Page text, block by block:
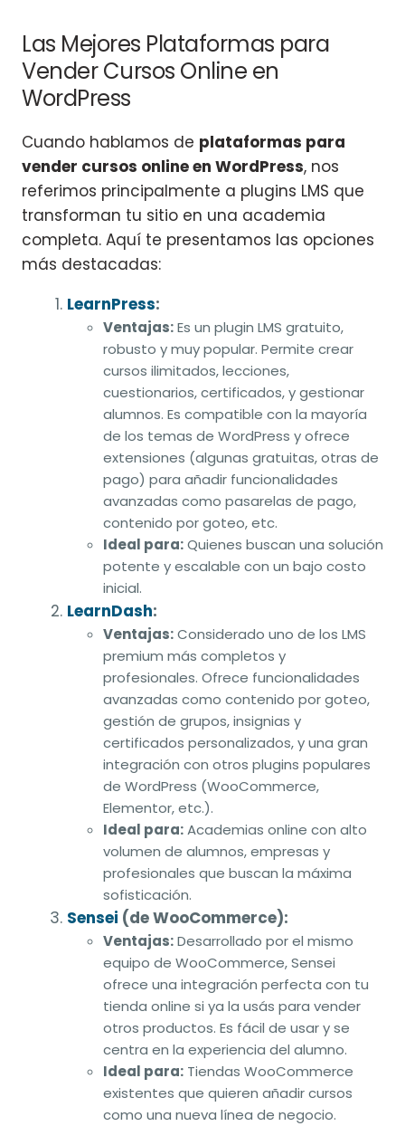
Las Mejores Plataformas para
Vender Cursos Online en
WordPress
Cuando hablamos de plataformas para
vender cursos online en WordPress, nos
referimos principalmente a plugins LMS que
transforman tu sitio en una academia
completa. Aquí te presentamos las opciones
más destacadas:
LearnPress:
Ventajas:Es un plugin LMS gratuito,
robusto y muy popular. Permite crear
cursos ilimitados, lecciones,
cuestionarios, certificados, y gestionar
alumnos. Es compatible con la mayoría
de los temas de WordPress y ofrece
extensiones (algunas gratuitas, otras de
pago) para añadir funcionalidades
avanzadas como pasarelas de pago,
contenido por goteo, etc.
Ideal para:Quienes buscan una solución
potente y escalable con un bajo costo
inicial.
LearnDash:
Ventajas:Considerado uno de los LMS
premium más completos y
profesionales. Ofrece funcionalidades
avanzadas como contenido por goteo,
gestión de grupos, insignias y
certificados personalizados, y una gran
integración con otros plugins populares
de WordPress (WooCommerce,
Elementor, etc.).
Ideal para:Academias online con alto
volumen de alumnos, empresas y
profesionales que buscan la máxima
sofisticación.
Sensei (de WooCommerce):
Ventajas:Desarrollado por el mismo
equipo de WooCommerce, Sensei
ofrece una integración perfecta con tu
tienda online si ya la usás para vender
otros productos. Es fácil de usar y se
centra en la experiencia del alumno.
Ideal para: Tiendas WooCommerce
existentes que quieren añadir cursos
como una nueva línea de negocio.